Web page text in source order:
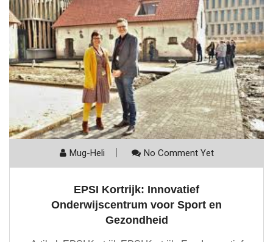
Mug-Heli No Comment Yet
EPSI Kortrijk: Innovatief
Onderwijscentrum voor Sport en
Gezondheid